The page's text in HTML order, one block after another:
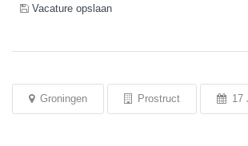
Vacature opslaan
Groningen Prostruct 17